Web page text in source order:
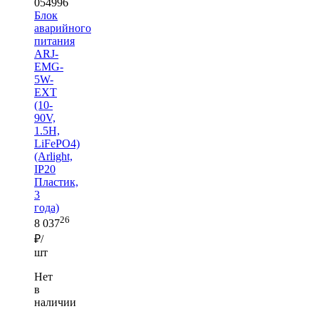
054996
Блок
аварийного
питания
ARJ-
EMG-
5W-
EXT
(10-
90V,
1.5H,
LiFePO4)
(Arlight,
IP20
Пластик,
3
года)
8 03726
₽/
шт
Нет
в
наличии